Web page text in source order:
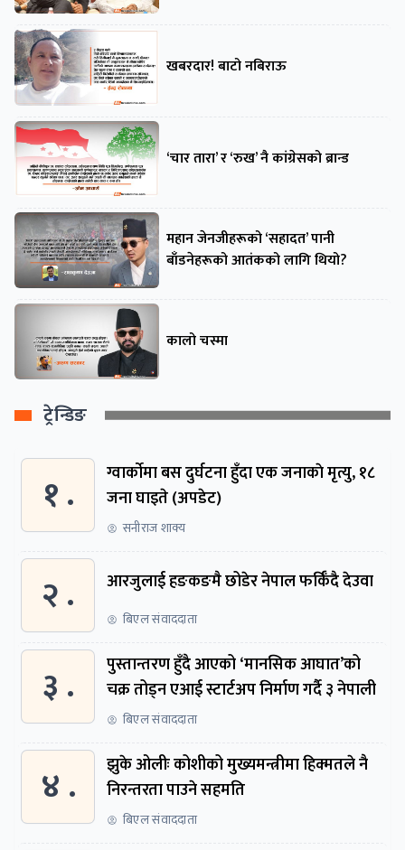
खबरदार! बाटो नबिराऊ
‘चार तारा’ र ‘रुख’ नै कांग्रेसको ब्रान्ड
महान जेनजीहरूको ‘सहादत’ पानी
बाँडनेहरूको आतंकको लागि थियो?
कालो चस्मा
ट्रेन्डिङ
१ .
ग्वार्काेमा बस दुर्घटना हुँदा एक जनाकाे मृत्यु, १८
जना घाइते (अपडेट)
सनीराज शाक्य
२ . आरजुलाई हङकङमै छोडेर नेपाल फर्किँदै देउवा
बिएल संवाददाता
३ .
पुस्तान्तरण हुँदै आएको ‘मानसिक आघात’को
चक्र तोड्न एआई स्टार्टअप निर्माण गर्दै ३ नेपाली
बिएल संवाददाता
४ .
झुके ओलीः कोशीको मुख्यमन्त्रीमा हिक्मतले नै
निरन्तरता पाउने सहमति
बिएल संवाददाता